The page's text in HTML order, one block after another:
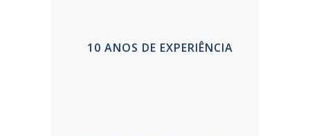
10 ANOS DE EXPERIÊNCIA